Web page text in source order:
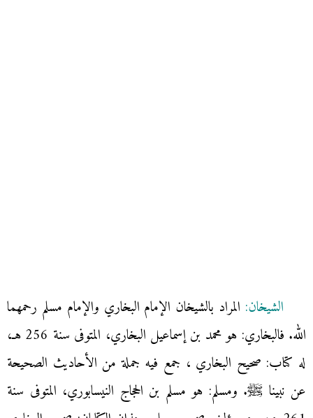
الشيخان: المراد بالشيخان الإمام البخاري والإمام مسلم رحمهما
الله. فالبخاري: هو محمد بن إسماعيل البخاري، المتوفى سنة 256 هـ،
له كتاب: صحيح البخاري ، جمع فيه جملة من الأحاديث الصحيحة
عن نبينا ﷺ. ومسلم: هو مسلم بن الحجاج النيسابوري، المتوفى سنة